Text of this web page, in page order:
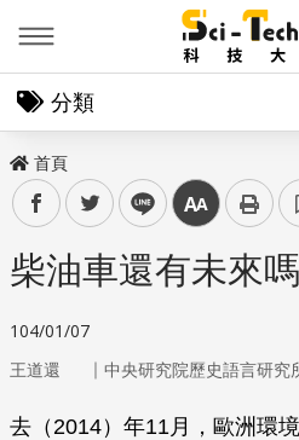
分類
首頁
facebooktwitter line 中
柴油車還有未來
104/01/07
王道還 ｜ 中央研究院歷史語言研究
去（2014）年11月，歐洲環